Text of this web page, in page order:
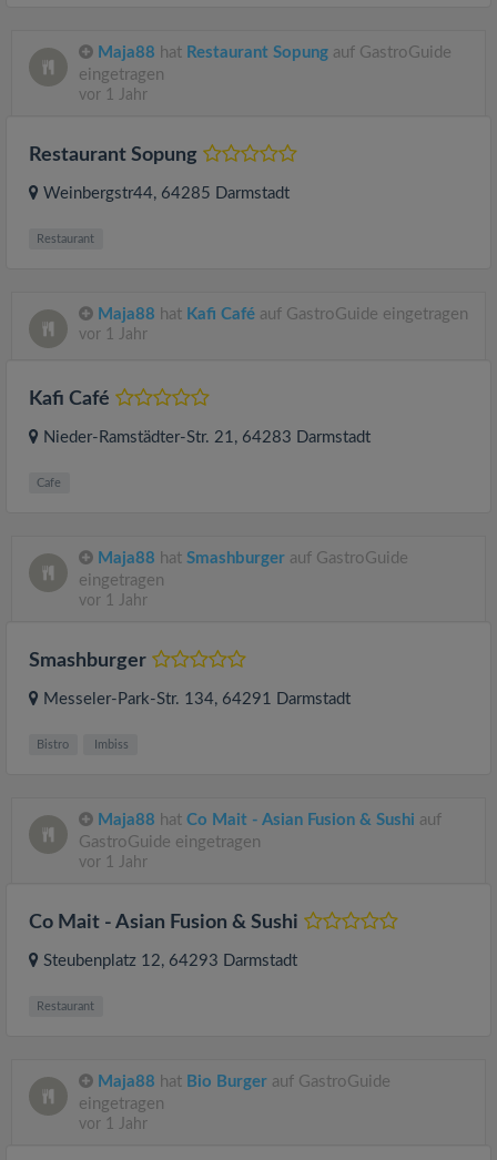
Maja88 hat Restaurant Sopung auf GastroGuide
eingetragen
vor 1 Jahr
Restaurant Sopung
Weinbergstr44, 64285 Darmstadt
Restaurant
Maja88 hat Kafi Café auf GastroGuide eingetragen
vor 1 Jahr
Kafi Café
Nieder-Ramstädter-Str. 21, 64283 Darmstadt
Cafe
Maja88 hat Smashburger auf GastroGuide
eingetragen
vor 1 Jahr
Smashburger
Messeler-Park-Str. 134, 64291 Darmstadt
Bistro Imbiss
Maja88 hat Co Mait - Asian Fusion & Sushi auf
GastroGuide eingetragen
vor 1 Jahr
Co Mait - Asian Fusion & Sushi
Steubenplatz 12, 64293 Darmstadt
Restaurant
Maja88 hat Bio Burger auf GastroGuide
eingetragen
vor 1 Jahr